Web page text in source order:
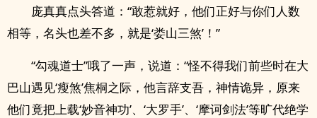
庞真真点头答道：“敢惹就好，他们正好与你们人数
相等，名头也差不多，就是‘娄山三煞’！”
“勾魂道士”哦了一声，说道：“怪不得我们前些时在大
巴山遇见‘瘦煞’焦桐之际，他言辞支吾，神情诡异，原来
他们竟把上载‘妙音神功’、‘大罗手’、‘摩诃剑法’等旷代绝学